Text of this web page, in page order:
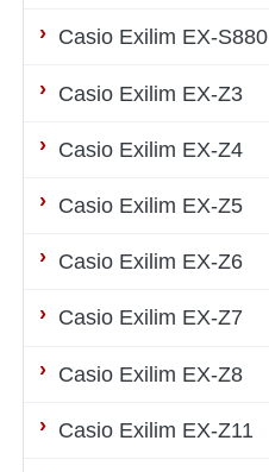
Casio Exilim EX-S880
Casio Exilim EX-Z3
Casio Exilim EX-Z4
Casio Exilim EX-Z5
Casio Exilim EX-Z6
Casio Exilim EX-Z7
Casio Exilim EX-Z8
Casio Exilim EX-Z11